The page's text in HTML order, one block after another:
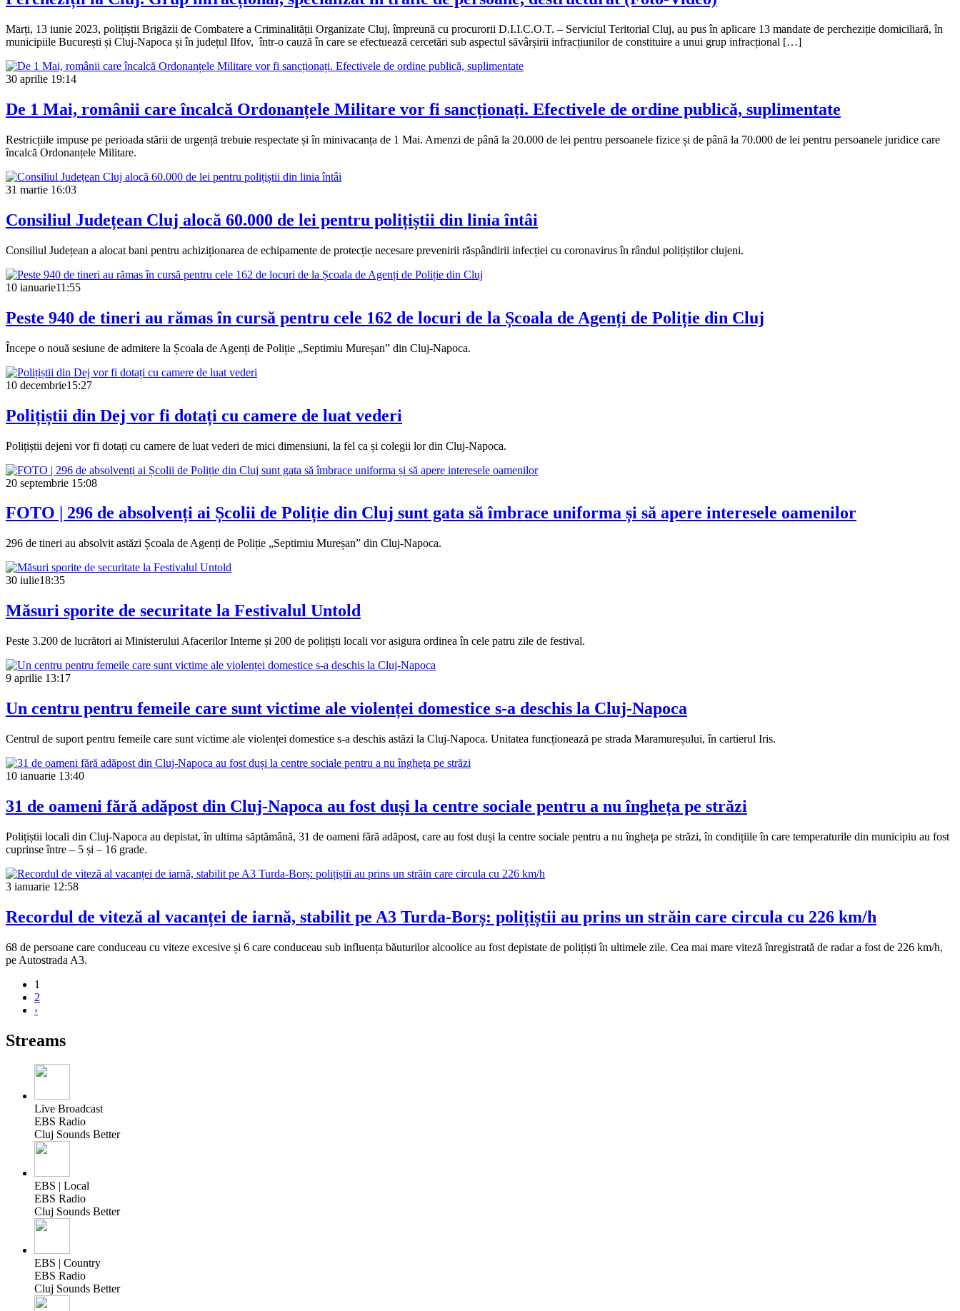
Marți, 13 iunie 2023, polițiștii Brigăzii de Combatere a Criminalității Organizate Cluj, împreună cu procurorii D.I.I.C.O.T. – Serviciul Teritorial Cluj, au pus în aplicare 13 mandate de percheziție domiciliară, în
municipiile București și Cluj-Napoca și în județul Ilfov, într-o cauză în care se efectuează cercetări sub aspectul săvârșirii infracțiunilor de constituire a unui grup infracțional […]
30 aprilie 19:14
De 1 Mai, românii care încalcă Ordonanțele Militare vor fi sancționați. Efectivele de ordine publică, suplimentate
Restricțiile impuse pe perioada stării de urgență trebuie respectate și în minivacanța de 1 Mai. Amenzi de până la 20.000 de lei pentru persoanele fizice și de până la 70.000 de lei pentru persoanele juridice care
încalcă Ordonanțele Militare.
31 martie 16:03
Consiliul Județean Cluj alocă 60.000 de lei pentru polițiștii din linia întâi
Consiliul Județean a alocat bani pentru achiziționarea de echipamente de protecție necesare prevenirii răspândirii infecției cu coronavirus în rândul polițiștilor clujeni.
10 ianuarie11:55
Peste 940 de tineri au rămas în cursă pentru cele 162 de locuri de la Școala de Agenți de Poliție din Cluj
Începe o nouă sesiune de admitere la Școala de Agenți de Poliție „Septimiu Mureșan” din Cluj-Napoca.
10 decembrie15:27
Polițiștii din Dej vor fi dotați cu camere de luat vederi
Polițiștii dejeni vor fi dotați cu camere de luat vederi de mici dimensiuni, la fel ca și colegii lor din Cluj-Napoca.
20 septembrie 15:08
FOTO | 296 de absolvenți ai Școlii de Poliție din Cluj sunt gata să îmbrace uniforma și să apere interesele oamenilor
296 de tineri au absolvit astăzi Școala de Agenți de Poliție „Septimiu Mureșan” din Cluj-Napoca.
30 iulie18:35
Măsuri sporite de securitate la Festivalul Untold
Peste 3.200 de lucrători ai Ministerului Afacerilor Interne și 200 de polițiști locali vor asigura ordinea în cele patru zile de festival.
9 aprilie 13:17
Un centru pentru femeile care sunt victime ale violenței domestice s-a deschis la Cluj-Napoca
Centrul de suport pentru femeile care sunt victime ale violenței domestice s-a deschis astăzi la Cluj-Napoca. Unitatea funcționează pe strada Maramureșului, în cartierul Iris.
10 ianuarie 13:40
31 de oameni fără adăpost din Cluj-Napoca au fost duși la centre sociale pentru a nu îngheța pe străzi
Polițiștii locali din Cluj-Napoca au depistat, în ultima săptămână, 31 de oameni fără adăpost, care au fost duși la centre sociale pentru a nu îngheța pe străzi, în condițiile în care temperaturile din municipiu au fost
cuprinse între – 5 și – 16 grade.
3 ianuarie 12:58
Recordul de viteză al vacanței de iarnă, stabilit pe A3 Turda-Borș: polițiștii au prins un străin care circula cu 226 km/h
68 de persoane care conduceau cu viteze excesive și 6 care conduceau sub influența băuturilor alcoolice au fost depistate de polițiști în ultimele zile. Cea mai mare viteză înregistrată de radar a fost de 226 km/h,
pe Autostrada A3.
1
2
›
Streams
Live Broadcast
EBS Radio
Cluj Sounds Better
EBS | Local
EBS Radio
Cluj Sounds Better
EBS | Country
EBS Radio
Cluj Sounds Better